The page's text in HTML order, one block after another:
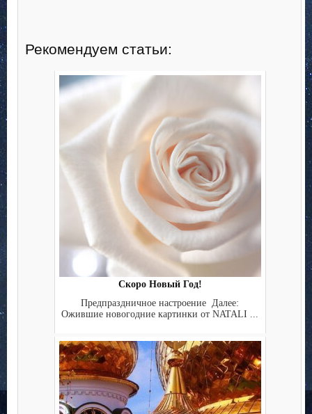
Рекомендуем статьи:
Скоро Новый Год!
Предпраздничное настроение Далее:
Ожившие новогодние картинки от NATALI ...